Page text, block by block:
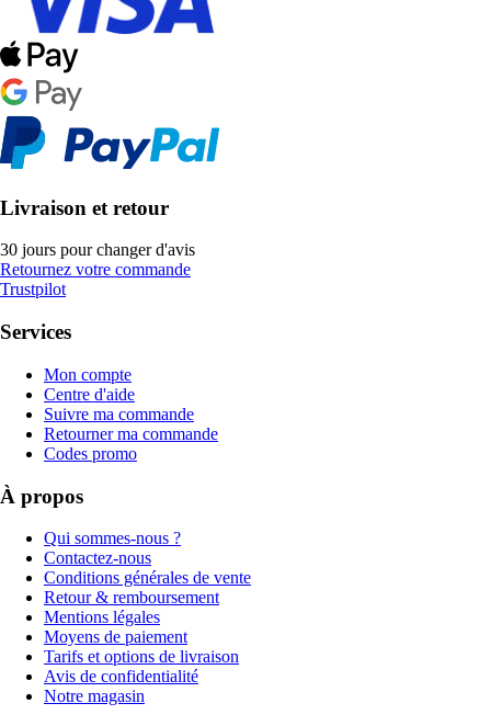
Livraison et retour
30 jours pour changer d'avis
Retournez votre commande
Trustpilot
Services
Mon compte
Centre d'aide
Suivre ma commande
Retourner ma commande
Codes promo
À propos
Qui sommes-nous ?
Contactez-nous
Conditions générales de vente
Retour & remboursement
Mentions légales
Moyens de paiement
Tarifs et options de livraison
Avis de confidentialité
Notre magasin